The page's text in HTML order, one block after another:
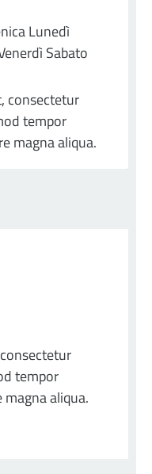
Lunedì
Sabato
consectetur
tempor
magna aliqua.
tempor
aliqua.